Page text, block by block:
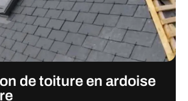
de toiture en ardoise